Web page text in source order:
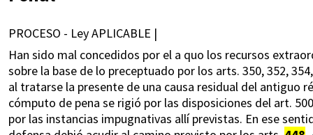
PROCESO - Ley APLICABLE |
Han sido mal concedidos por el a quo los recursos
sobre la base de lo preceptuado por los arts. 350, 352,
al tratarse la presente de una causa residual del antiguo
cómputo de pena se rigió por las disposiciones del art.
por las instancias impugnativas allí previstas. En ese